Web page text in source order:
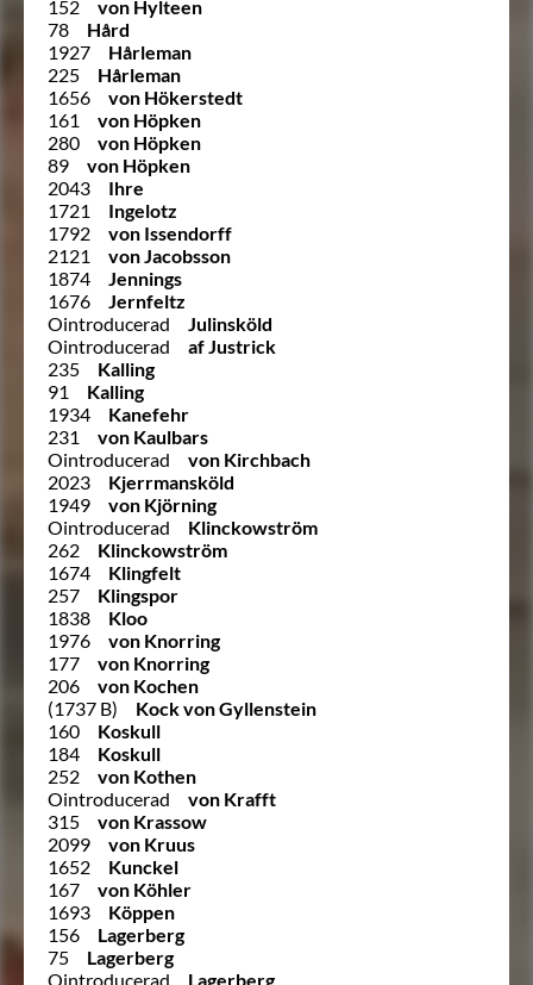
152
von Hylteen
78
Hård
1927
Hårleman
225
Hårleman
1656
von Hökerstedt
161
von Höpken
280
von Höpken
89
von Höpken
2043
Ihre
1721
Ingelotz
1792
von Issendorff
2121
von Jacobsson
1874
Jennings
1676
Jernfeltz
Ointroducerad
Julinsköld
Ointroducerad
af Justrick
235
Kalling
91
Kalling
1934
Kanefehr
231
von Kaulbars
Ointroducerad
von Kirchbach
2023
Kjerrmansköld
1949
von Kjörning
Ointroducerad
Klinckowström
262
Klinckowström
1674
Klingfelt
257
Klingspor
1838
Kloo
1976
von Knorring
177
von Knorring
206
von Kochen
(1737 B)
Kock von Gyllenstein
160
Koskull
184
Koskull
252
von Kothen
Ointroducerad
von Krafft
315
von Krassow
2099
von Kruus
1652
Kunckel
167
von Köhler
1693
Köppen
156
Lagerberg
75
Lagerberg
Ointroducerad
Lagerberg